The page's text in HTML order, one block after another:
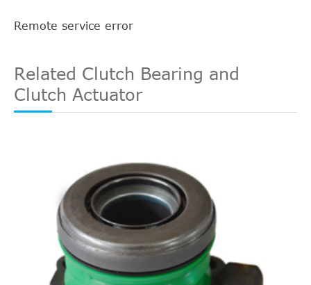
Remote service error
Related Clutch Bearing and
Clutch Actuator